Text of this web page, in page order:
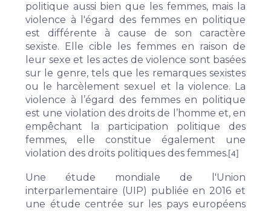
politique aussi bien que les femmes, mais la
violence à l'égard des femmes en politique
est différente à cause de son caractère
sexiste. Elle cible les femmes en raison de
leur sexe et les actes de violence sont basées
sur le genre, tels que les remarques sexistes
ou le harcèlement sexuel et la violence. La
violence à l’égard des femmes en politique
est une violation des droits de l’homme et, en
empêchant la participation politique des
femmes, elle constitue également une
violation des droits politiques des femmes. [4]
Une étude mondiale de l'Union
interparlementaire (UIP) publiée en 2016 et
une étude centrée sur les pays européens